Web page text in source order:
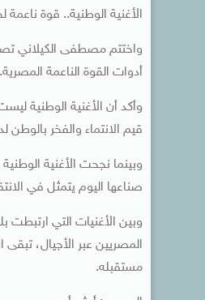
الأغنية الوطنية.. قوة ناعمة
واختتم مصطفى الكيلاني
أدوات القوة الناعمة المصرية.
وأكد أن الأغنية الوطنية
قيم الانتماء والفخر بالوطن
صناعها اليوم يتمثل في
وبين الأغنيات التي ارتبطت
المصريين عبر الأجيال، تبقى
مستقبله.